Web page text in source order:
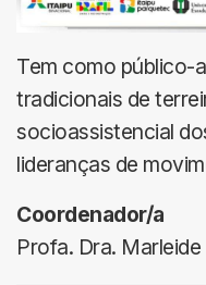
Tem como público-
tradicionais de
socioassistencial
lideranças de
Coordenador/a
Profa. Dra.